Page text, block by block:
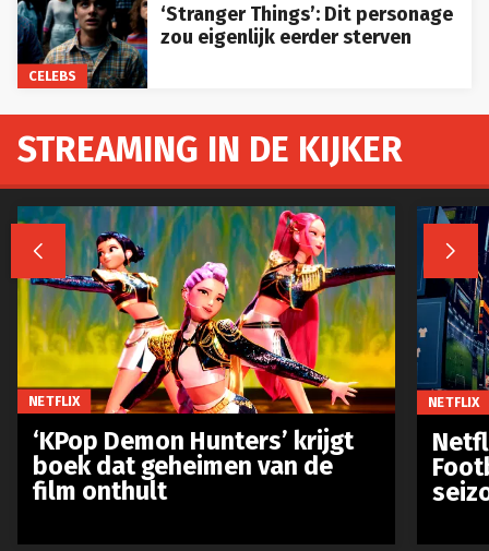
CELEBS
‘Stranger Things’: Dit personage
zou eigenlijk eerder sterven
STREAMING IN DE KIJKER
 
NETFLIX
‘KPop Demon Hunters’ krijgt
boek dat geheimen van de
film onthult
NETFLIX